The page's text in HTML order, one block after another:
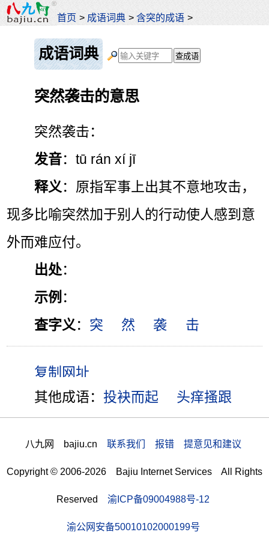
首页 > 成语词典 >含突的成语 >
成语词典
突然袭击的意思
突然袭击：
发音：tū rán xí jī
释义 ：原指军事上出其不意地攻击，
现多比喻突然加于别人的行动使人感到意
外而难应付。
出处：
示例 ：
查字义 ： 突 然 袭 击
其他成语：投袂而起 头痒搔跟
八九网 bajiu.cn 联系我们 报错 提意见和建议
Copyright © 2006-2026 Bajiu Internet Services All Rights
Reserved 渝ICP备09004988号-12
渝公网安备50010102000199号